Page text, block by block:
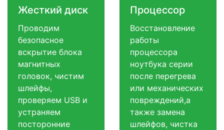
Жесткий диск
Проводим
безопасное
вскрытие блока
магнитных
головок, чистим
шлейфы,
проверяем USB и
устраняем
посторонние
Процессор
Восстановление
работы
процессора
ноутбука серии
после перегрева
или механических
повреждений,а
также замена
шлейфов, чистка